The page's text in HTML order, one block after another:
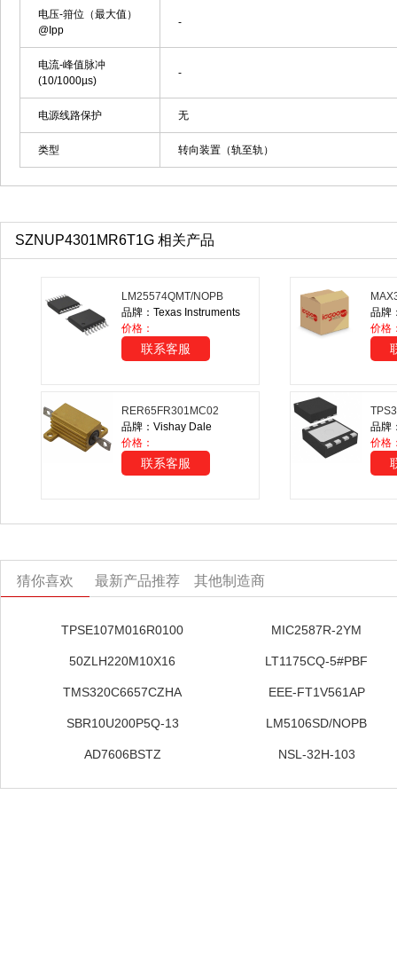
电压-箝位（最大值）
@Ipp
-
电流-峰值脉冲
(10/1000µs)
-
电源线路保护 无
类型 转向装置（轨至轨）
SZNUP4301MR6T1G 相关产品
LM25574QMT/NOPB
品牌：Texas Instruments
价格：
联系客服
品牌
价格
RER65FR301MC02
品牌：Vishay Dale
价格：
联系客服
品牌
价格
猜你喜欢 最新产品推荐 其他制造商
TPSE107M016R0100 MIC2587R-2YM
50ZLH220M10X16 LT1175CQ-5#PBF
TMS320C6657CZHA EEE-FT1V561AP
SBR10U200P5Q-13 LM5106SD/NOPB
AD7606BSTZ NSL-32H-103